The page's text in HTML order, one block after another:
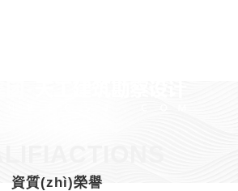
資質(zhì)榮譽